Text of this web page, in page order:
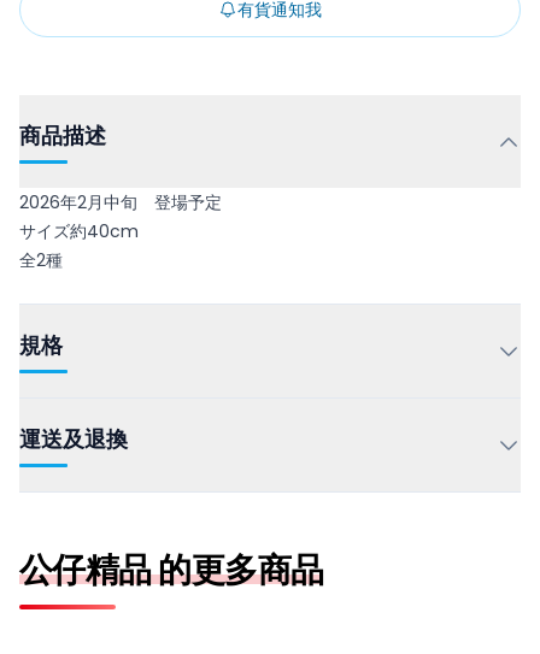
有貨通知我
商品描述
2026年2月中旬 登場予定
サイズ約40cm
全2種
規格
運送及退換
公仔精品 的更多商品